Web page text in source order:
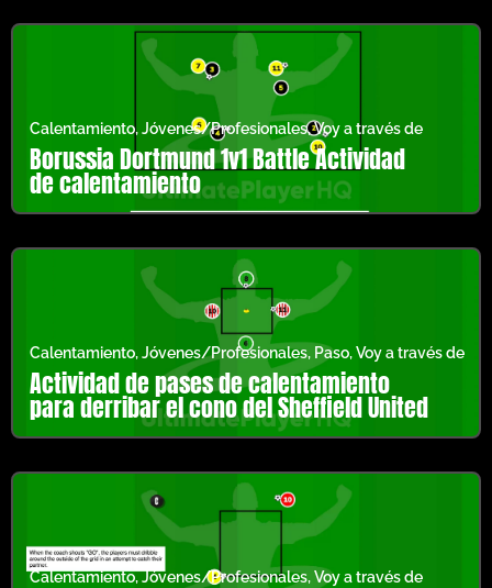
Calentamiento,Jóvenes/Profesionales,Voy a través de
Borussia Dortmund 1v1 Battle Actividad
de calentamiento
Calentamiento,Jóvenes/Profesionales, Paso,Voy a través de
Actividad de pases de calentamiento
para derribar el cono del Sheffield United
Calentamiento,Jóvenes/Profesionales,Voy a través de